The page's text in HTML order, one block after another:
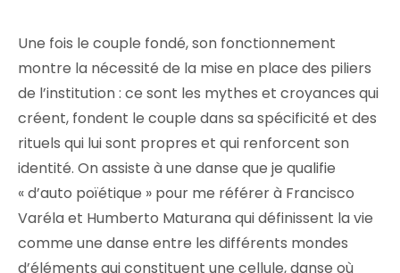
Une fois le couple fondé, son fonctionnement
montre la nécessité de la mise en place des piliers
de l’institution : ce sont les mythes et croyances qui
créent, fondent le couple dans sa spécificité et des
rituels qui lui sont propres et qui renforcent son
identité. On assiste à une danse que je qualifie
« d’auto poïétique » pour me référer à Francisco
Varéla et Humberto Maturana qui définissent la vie
comme une danse entre les différents mondes
d’éléments qui constituent une cellule, danse où